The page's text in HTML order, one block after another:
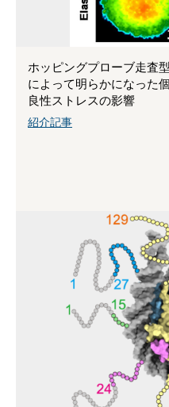
ホッピングプローブ走査
によって明らかになった
良性ストレスの影響
紹介記事